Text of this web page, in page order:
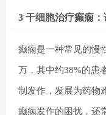
3 干细胞治疗癫痫
癫痫是一种常见的慢
万，其中约38%的患
制发作，发展为药物
癫痫发作的困扰，还